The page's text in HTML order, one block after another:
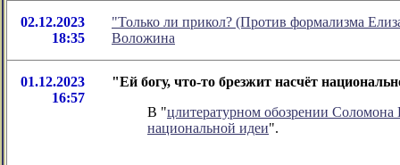
02.12.2023
18:35
"Только ли прикол? (Против формализма
Воложина
01.12.2023
16:57
"Ей богу, что-то брезжит насчёт
В "цлитературном обозрении
национальной идеи".